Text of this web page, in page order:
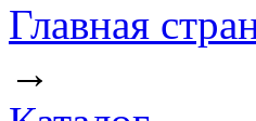
Главная
→